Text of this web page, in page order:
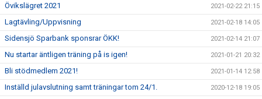
Övikslägret 2021 2021-02-22 21:15
Lagtävling/Uppvisning 2021-02-18 14:05
Sidensjö Sparbank sponsrar ÖKK! 2021-02-14 21:07
Nu startar äntligen träning på is igen! 2021-01-21 20:32
Bli stödmedlem 2021! 2021-01-14 12:58
Inställd julavslutning samt träningar tom 24/1. 2020-12-18 19:05